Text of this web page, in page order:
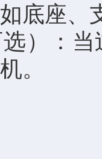
座、支
：当
。